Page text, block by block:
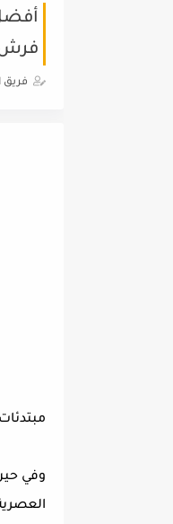
فرش
فريق
وفي